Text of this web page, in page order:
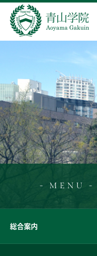
- MENU -
総合案内